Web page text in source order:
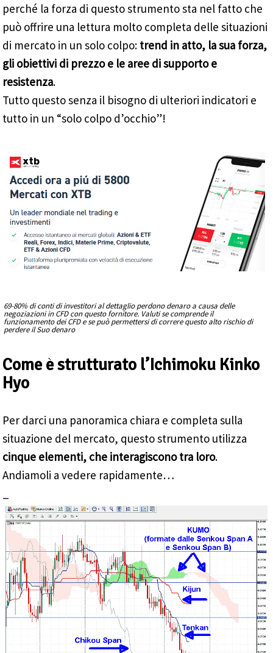
perché la forza di questo strumento sta nel fatto che
può offrire una lettura molto completa delle situazioni
di mercato in un solo colpo: trend in atto, la sua forza,
gli obiettivi di prezzo e le aree di supporto e
resistenza.
Tutto questo senza il bisogno di ulteriori indicatori e
tutto in un “solo colpo d’occhio”!
69-80% di conti di investitori al dettaglio perdono denaro a causa delle
negoziazioni in CFD con questo fornitore. Valuti se comprende il
funzionamento dei CFD e se può permettersi di correre questo alto rischio di
perdere il Suo denaro
Come è strutturato l’Ichimoku Kinko
Hyo
Per darci una panoramica chiara e completa sulla
situazione del mercato, questo strumento utilizza
cinque elementi, che interagiscono tra loro.
Andiamoli a vedere rapidamente…